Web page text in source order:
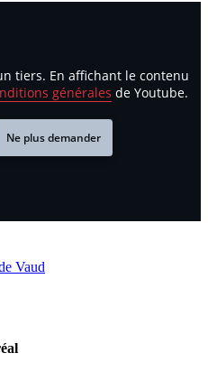
tiers. En affichant le contenu
générales de Youtube.
Ne plus demander
Vaud